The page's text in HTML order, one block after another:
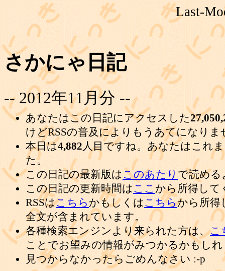
Last-
さかにゃ日記
-- 2012年11月分 --
あなたはこの日記にアクセスした
けどRSSの普及によりもうあてになりま
本日は4,882人目ですね。あなたはこれ
た。
この日記の最新版はこのあたり で読める
この日記の更新時間はここ から所得して
RSSはこちら かもしくはこちらから所得
全文が含まれています。
各種検索エンジンより来られた方は、こ
ことでお望みの情報がみつかるかもし
見つからなかったらごめんなさい :-p